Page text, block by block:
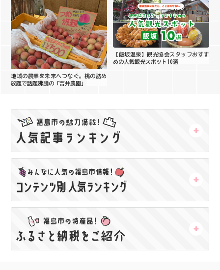
地域の農業を未来へつなぐ。桃の詰め
放題で話題沸騰の「吉井農園」
【飯坂温泉】観光協会スタッフおすす
めの人気観光スポット10選